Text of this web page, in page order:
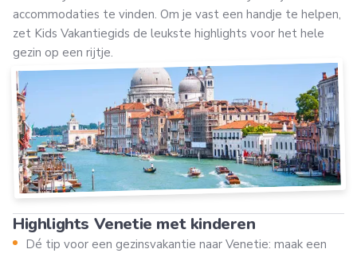
accommodaties te vinden. Om je vast een handje te helpen,
zet Kids Vakantiegids de leukste highlights voor het hele
gezin op een rijtje.
Highlights Venetie met kinderen
Dé tip voor een gezinsvakantie naar Venetie: maak een